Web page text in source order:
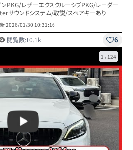
ンPKG/レザーエクスクルーシブPKG/レーダー
サウンドシステム/取説/スペアキーあり
2026/01/30 10:31:16
閲覧数:10.1k 6
1 / 124